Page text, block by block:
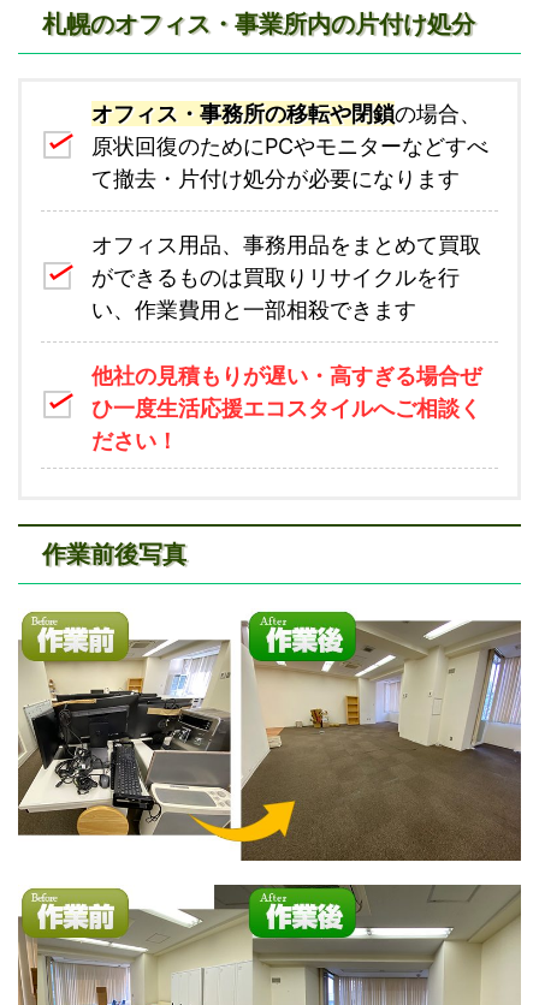
札幌のオフィス・事業所内の片付け処分
オフィス・事務所の移転や閉鎖の場合、
原状回復のためにPCやモニターなどすべ
て撤去・片付け処分が必要になります
オフィス用品、事務用品をまとめて買取
ができるものは買取りリサイクルを行
い、作業費用と一部相殺できます
他社の見積もりが遅い・高すぎる場合ぜ
ひ一度生活応援エコスタイルへご相談く
ださい！
作業前後写真